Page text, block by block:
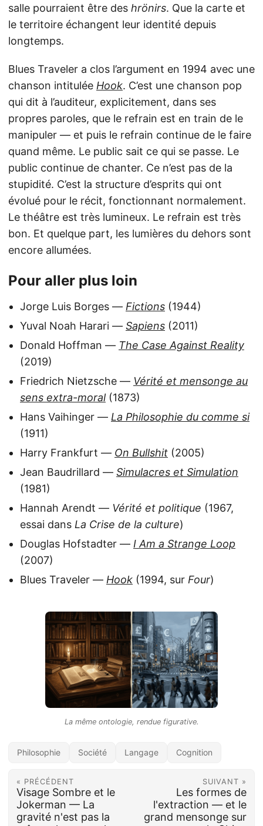
salle pourraient être des hrönirs. Que la carte et
le territoire échangent leur identité depuis
longtemps.
Blues Traveler a clos l’argument en 1994 avec une
chanson intitulée Hook. C’est une chanson pop
qui dit à l’auditeur, explicitement, dans ses
propres paroles, que le refrain est en train de le
manipuler — et puis le refrain continue de le faire
quand même. Le public sait ce qui se passe. Le
public continue de chanter. Ce n’est pas de la
stupidité. C’est la structure d’esprits qui ont
évolué pour le récit, fonctionnant normalement.
Le théâtre est très lumineux. Le refrain est très
bon. Et quelque part, les lumières du dehors sont
encore allumées.
Pour aller plus loin
Jorge Luis Borges — Fictions (1944)
Yuval Noah Harari — Sapiens (2011)
Donald Hoffman — The Case Against Reality
(2019)
Friedrich Nietzsche — Vérité et mensonge au
sens extra-moral(1873)
Hans Vaihinger — La Philosophie du comme si
(1911)
Harry Frankfurt — On Bullshit (2005)
Jean Baudrillard — Simulacres et Simulation
(1981)
Hannah Arendt — Vérité et politique (1967,
essai dans La Crise de la culture)
Douglas Hofstadter — I Am a Strange Loop
(2007)
Blues Traveler — Hook (1994, sur Four)
La même ontologie, rendue figurative.
Philosophie Société Langage Cognition
« PRÉCÉDENT
Visage Sombre et le
Jokerman — La
gravité n'est pas la
SUIVANT »
Les formes de
l'extraction — et le
grand mensonge sur